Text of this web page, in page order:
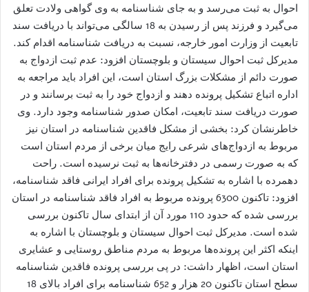
احوال به ثبت می‌رسد و به جای شناسنامه به وی گواهی ولادت تعلق
می‌گیرد و فرزند پس از رسیدن به 18 سالگی می‌تواند با دریافت سند
تابعیت از وزارت امور خارجه، نسبت به دریافت شناسنامه اقدام کند.
مدیرکل ثبت احوال سیستان و بلوچستان افزود: عدم ثبت ازدواج به
صورت دائم از مشکلات بزرگ استان است، این افراد باید مراجعه به
اداره اتباع تشکیل پرونده دهند و ازدواج خود را به ثبت برسانند و در
صورت دریافت سند تابعیت، امکان صدور شناسنامه وجود دارد. وی
خاطرنشان کرد: بخشی از مشکل فاقدین شناسنامه در استان نیز
مربوط به ازدواج‌های شرعی رایج میان برخی از مردم استان است
که به صورت رسمی در دفترخانه‌ها به ثبت نرسیده است. راحت
دهمرده با اشاره به تشکیل پرونده برای افراد ایرانی فاقد شناسنامه،
افزود: تاکنون 6300 پرونده مربوط به افراد فاقد شناسنامه در استان
بررسی شده که حدود 110 مورد آن از ابتدای سال تاکنون بررسی
شده است. مدیرکل ثبت احوال سیستان و بلوچستان با اشاره به
اینکه اکثر این پرونده‌ها مربوط به مردم مناطق روستایی و عشایری
استان است، اظهار داشت: در پی بررسی پرونده فاقدین شناسنامه
سطح استان تاکنون 20 هزار و 652 شناسنامه برای افراد بالای 18